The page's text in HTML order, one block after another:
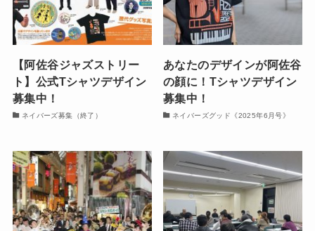
【阿佐谷ジャズストリー
ト】公式Tシャツデザイン
募集中！
ネイバーズ募集（終了）
あなたのデザインが阿佐谷
の顔に！Tシャツデザイン
募集中！
ネイバーズグッド《2025年6月号》